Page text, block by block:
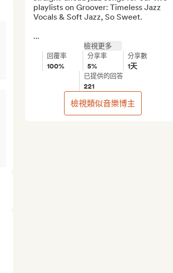
playlists on Groover: Timeless Jazz
Vocals & Soft Jazz, So Sweet.
...
檢視更多
回覆率
100%
分享率
5%
分享數
1天
已提供的回答
221
檢視類似音樂博主